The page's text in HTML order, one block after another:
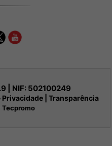
| NIF: 502100249
Privacidade| Transparência
Tecpromo